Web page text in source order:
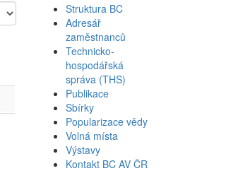
Struktura BC
Adresář
zaměstnanců
Technicko-
hospodářská
správa (THS)
Publikace
Sbírky
Popularizace vědy
Volná místa
Výstavy
Kontakt BC AV ČR